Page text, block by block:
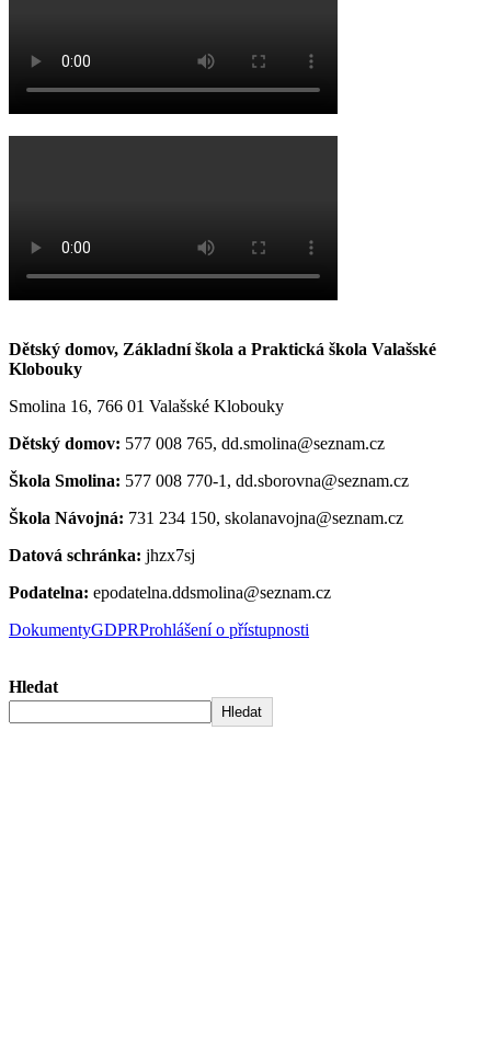
Dětský domov, Základní škola a Praktická škola Valašské
Klobouky
Smolina 16, 766 01 Valašské Klobouky
Dětský domov: 577 008 765, dd.smolina@seznam.cz
Škola Smolina: 577 008 770-1, dd.sborovna@seznam.cz
Škola Návojná: 731 234 150, skolanavojna@seznam.cz
Datová schránka: jhzx7sj
Podatelna: epodatelna.ddsmolina@seznam.cz
DokumentyGDPRProhlášení o přístupnosti
Hledat
Hledat